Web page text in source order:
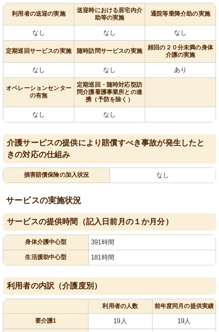
利用者の送迎の実施
送迎時における居宅内介
助等の実施
通院等乗降介助の実施
なし なし なし
定期巡回サービスの実施 随時訪問サービスの実施
頻回の２０分未満の身体
介護の実施
なし なし あり
オペレーションセンター
の有無
定期巡回・随時対応型訪
問介護看護事業所との連
携（予防を除く）
なし なし
介護サービスの提供により賠償すべき事故が発生したと
きの対応の仕組み
損害賠償保険の加入状況 なし
サービスの実施状況
サービスの提供時間（記入日前月の１か月分）
身体介護中心型 391時間
生活援助中心型 181時間
利用者の内訳（介護度別）
利用者の人数 前年度同月の提供実績
要介護1 19人 19人